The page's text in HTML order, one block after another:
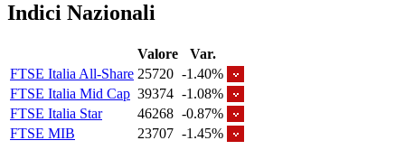
Indici Nazionali
Valore
Var.
FTSE Italia All-Share 25720 -1.40%
FTSE Italia Mid Cap 39374 -1.08%
FTSE Italia Star
46268 -0.87%
FTSE MIB
23707 -1.45%